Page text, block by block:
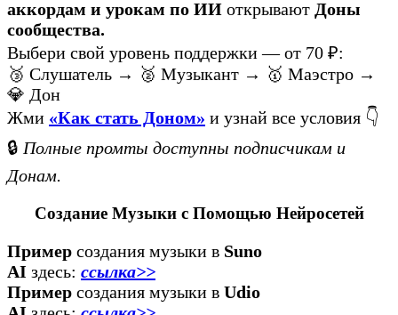
аккордам и урокам по ИИ открывают Доны
сообщества.
Выбери свой уровень поддержки — от 70 ₽:
🥉 Слушатель → 🥈 Музыкант → 🥇 Маэстро →
💎 Дон
Жми «Как стать Доном» и узнай все условия 👇
🔒 Полные промты доступны подписчикам и
Донам.
Создание Музыки с Помощью Нейросетей
Пример создания музыки в Suno
AI здесь: ссылка>>
Пример создания музыки в Udio